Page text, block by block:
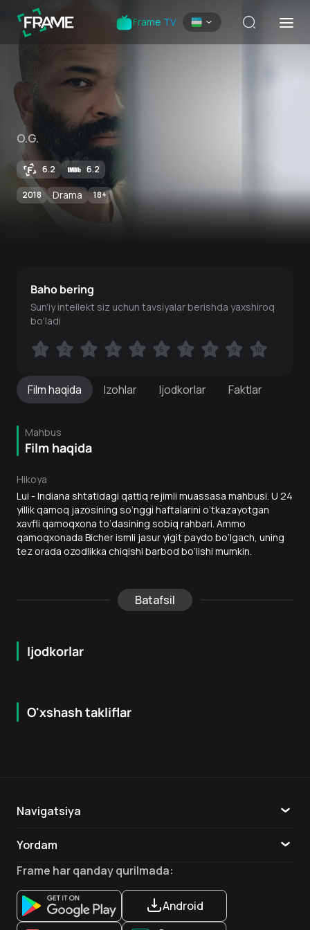
Frame TV
O.G.
6.2 6.2
2018 Drama 18+
Filmhaqida Izohlar Ijodkorlar Faktlar
Mahbus
Film haqida
Hikoya
Lui - Indiana shtatidagi qattiq rejimli muassasa mahbusi. U 24
yillik qamoq jazosining so‘nggi haftalarini o‘tkazayotgan
xavfli qamoqxona to‘dasining sobiq rahbari. Ammo
qamoqxonada Bicher ismli jasur yigit paydo bo‘lgach, uning
tez orada ozodlikka chiqishi barbod bo‘lishi mumkin.
Batafsil
Ijodkorlar
Baho bering
Sun'iy intellekt siz uchun tavsiyalar berishda yaxshiroq
bo'ladi
1 2 3 4 5 6 7 8 9 10
1 2 3 4 5 6 7 8 9 10
O'xshash takliflar
18 + 6.7
Navigatsiya
Yordam
Aloqa
Ilovalar
Frame har qanday qurilmada:
Android